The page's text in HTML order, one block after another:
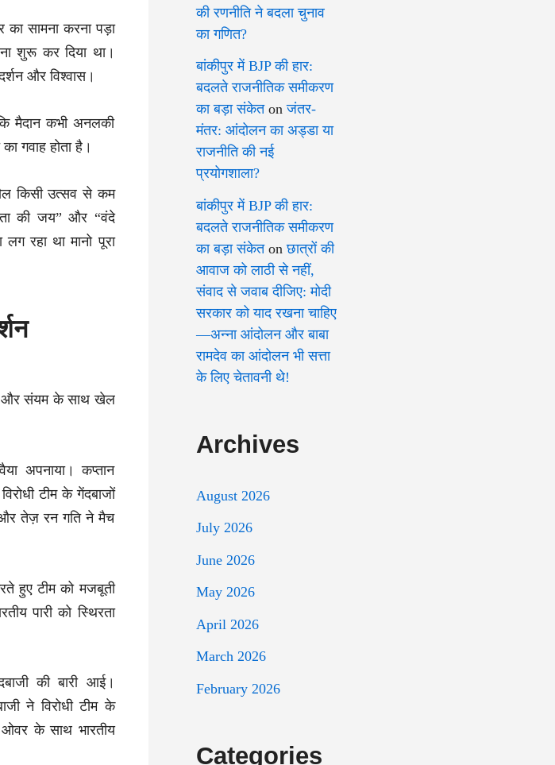
सामना करना पड़ा
शुरू कर दिया था।
और विश्वास।
मैदान कभी अनलकी
गवाह होता है।
किसी उत्सव से कम
की जय” और “वंदे
रहा था मानो पूरा
और संयम के साथ खेल
अपनाया। कप्तान
टीम के गेंदबाजों
और तेज़ रन गति ने मैच
हुए टीम को मजबूती
पारी को स्थिरता
की बारी आई।
ने विरोधी टीम के
के साथ भारतीय
की रणनीति ने बदला चुनाव
का गणित?
बांकीपुर में BJP की हार:
बदलते राजनीतिक समीकरण
का बड़ा संकेतonजंतर-
मंतर: आंदोलन का अड्डा या
राजनीति की नई
प्रयोगशाला?
बांकीपुर में BJP की हार:
बदलते राजनीतिक समीकरण
का बड़ा संकेतonछात्रों की
आवाज को लाठी से नहीं,
संवाद से जवाब दीजिए: मोदी
सरकार को याद रखना चाहिए
—अन्ना आंदोलन और बाबा
रामदेव का आंदोलन भी सत्ता
के लिए चेतावनी थे!
Archives
August 2026
July 2026
June 2026
May 2026
April 2026
March 2026
February 2026
Categories